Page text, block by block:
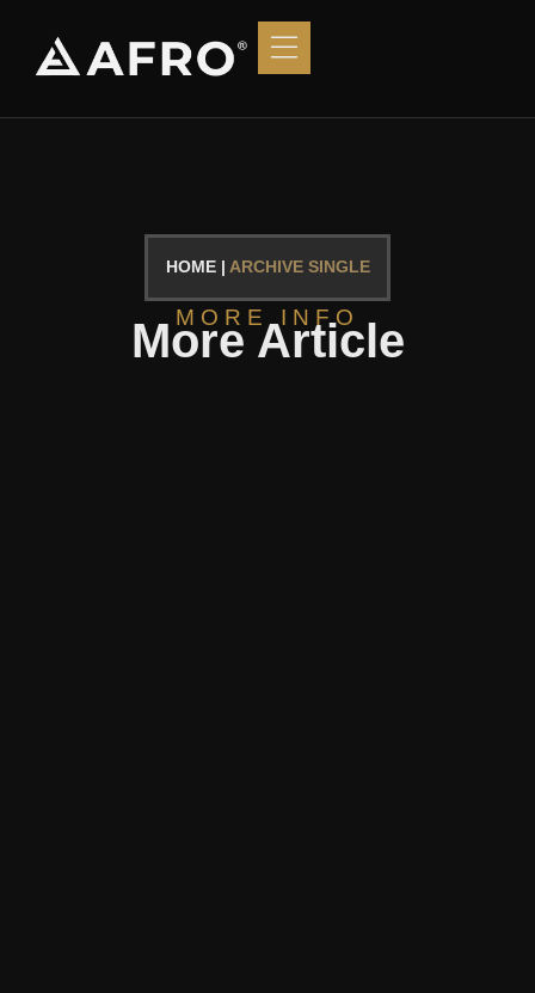
HOME | ARCHIVE SINGLE
MORE INFO
More Article